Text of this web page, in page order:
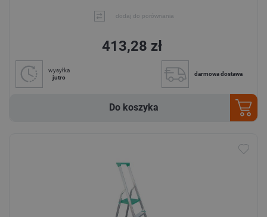
dodaj do porównania
413,28 zł
wysyłka
jutro
darmowa dostawa
Do koszyka